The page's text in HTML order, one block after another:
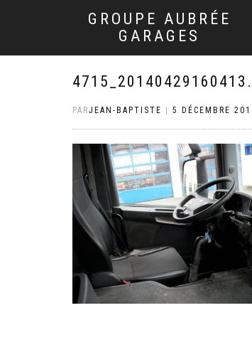
GROUPE AUBRÉE
GARAGES
PARJEAN-BAPTISTE 5 DÉCEMBRE